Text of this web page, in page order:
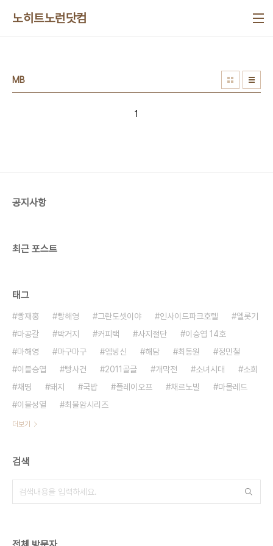
노히트노런닷컴
MB
1
공지사항
최근 포스트
태그
빵재홍 빵해영 그란도셋이야 인사이드파크호텔
엘롯기
마공갈
박거지 커피택 사지절단
이승엽 14호
마해영
마구마구 엠빙신 해담 최동원
정민철
이블승엽
빵사건 2011골글 개막전 소녀시대
소희
채띵
돼지 국밥 플레이오프 채르노빌
마몰레드
이블성열
최불암시리즈
더보기
검색